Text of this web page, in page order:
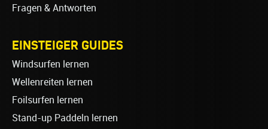
Fragen & Antworten
EINSTEIGER GUIDES
Windsurfen lernen
Wellenreiten lernen
Foilsurfen lernen
Stand-up Paddeln lernen